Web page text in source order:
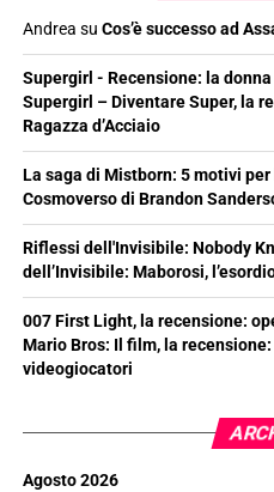
Andrea su Cos’è successo ad
Supergirl - Recensione: la
Supergirl – Diventare Super, la
Ragazza d’Acciaio
La saga di Mistborn: 5 motivi
Cosmoverso di Brandon
Riflessi dell'Invisibile: Nobody
dell’Invisibile: Maborosi,
007 First Light, la recensione:
Mario Bros: Il film, la
videogiocatori
Agosto 2026